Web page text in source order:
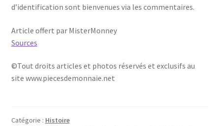
d’identification sont bienvenues via les commentaires.
Article offert par MisterMonney
Sources
©Tout droits articles et photos réservés et exclusifs au
site www.piecesdemonnaie.net
Catégorie : Histoire